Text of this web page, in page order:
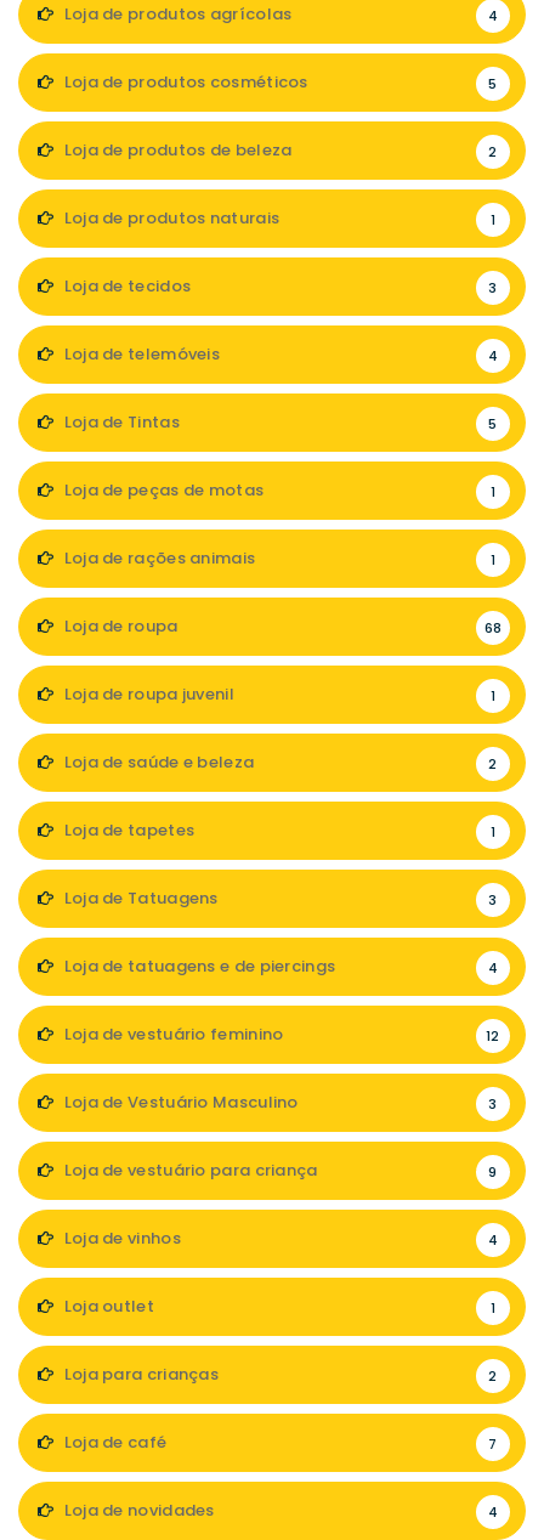
Loja de produtos agrícolas 4
Loja de produtos cosméticos 5
Loja de produtos de beleza 2
Loja de produtos naturais 1
Loja de tecidos 3
Loja de telemóveis 4
Loja de Tintas 5
Loja de peças de motas 1
Loja de rações animais 1
Loja de roupa 68
Loja de roupa juvenil 1
Loja de saúde e beleza 2
Loja de tapetes 1
Loja de Tatuagens 3
Loja de tatuagens e de piercings 4
Loja de vestuário feminino 12
Loja de Vestuário Masculino 3
Loja de vestuário para criança 9
Loja de vinhos 4
Loja outlet 1
Loja para crianças 2
Loja de café 7
Loja de novidades 4